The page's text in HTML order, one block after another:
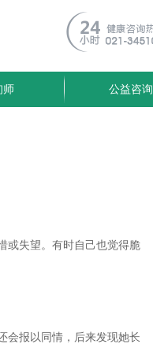
师 公益咨询
或失望。有时自己也觉得脆
会报以同情，后来发现她长